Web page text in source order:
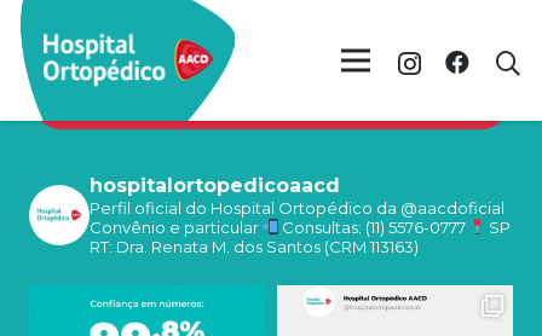
Hospital Ortopédico no
Instagram
hospitalortopedicoaacd
Perfil oficial do Hospital Ortopédico da @aacdoficial
Convênio e particular
Consultas: (11) 5576-0777
SP
RT: Dra. Renata M. dos Santos (CRM 113163)